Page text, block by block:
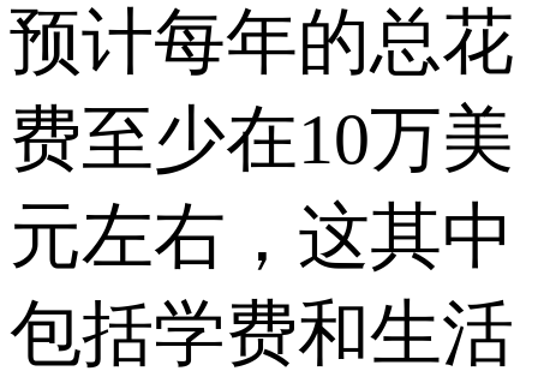
预计每年的总花
费至少在10万美
元左右，这其中
包括学费和生活